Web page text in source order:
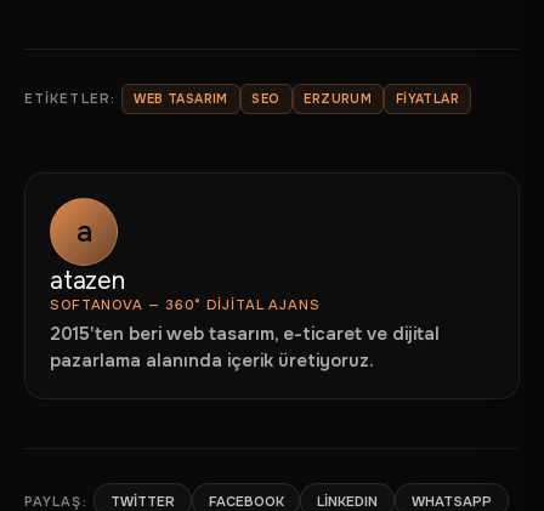
REFERANSLAR
İLETIŞIM
ETIKETLER: WEB TASARIM SEO ERZURUM FIYATLAR
a
atazen
SOFTANOVA — 360° DIJITAL AJANS
2015'ten beri web tasarım, e-ticaret ve dijital
pazarlama alanında içerik üretiyoruz.
PAYLAŞ: TWITTER FACEBOOK LINKEDIN WHATSAPP